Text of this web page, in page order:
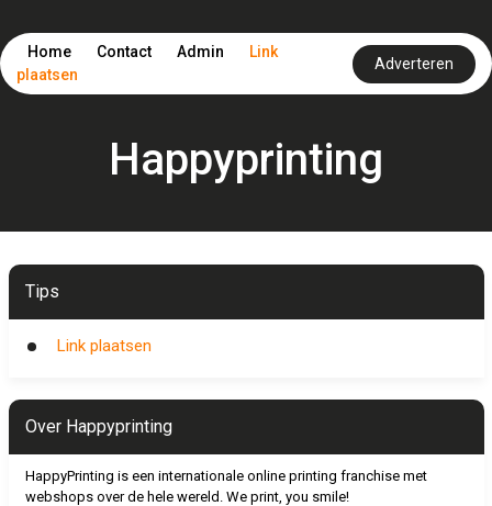
Home Contact Admin
Link
plaatsen
Adverteren
Happyprinting
Tips
Link plaatsen
Over Happyprinting
HappyPrinting is een internationale online printing franchise met
webshops over de hele wereld. We print, you smile!